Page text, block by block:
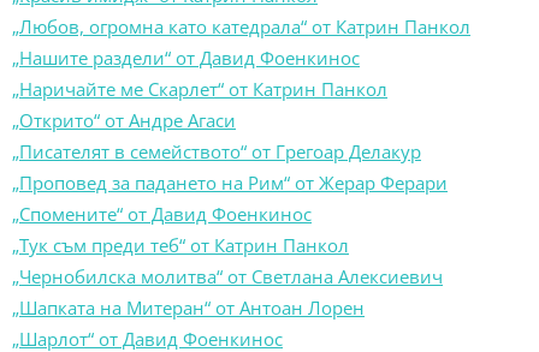
„Любов, огромна като катедрала“ от Катрин Панкол
„Нашите раздели“ от Давид Фоенкинос
„Наричайте ме Скарлет“ от Катрин Панкол
„Открито“ от Андре Агаси
„Писателят в семейството“ от Грегоар Делакур
„Проповед за падането на Рим“ от Жерар Ферари
„Спомените“ от Давид Фоенкинос
„Тук съм преди теб“ от Катрин Панкол
„Чернобилска молитва“ от Светлана Алексиевич
„Шапката на Митеран“ от Антоан Лорен
„Шарлот“ от Давид Фоенкинос